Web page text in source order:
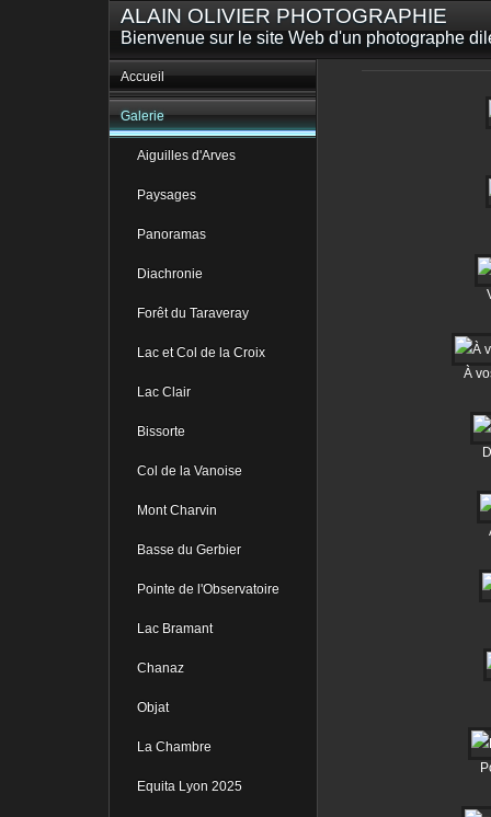
ALAIN OLIVIER PHOTOGRAPHIE
Bienvenue sur le site Web d'un photographe
Accueil
Galerie
Aiguilles d'Arves
Paysages
Panoramas
Diachronie
Forêt du Taraveray
Lac et Col de la Croix
Lac Clair
Bissorte
Col de la Vanoise
Mont Charvin
Basse du Gerbier
Pointe de l'Observatoire
Lac Bramant
Chanaz
Objat
La Chambre
Equita Lyon 2025
À